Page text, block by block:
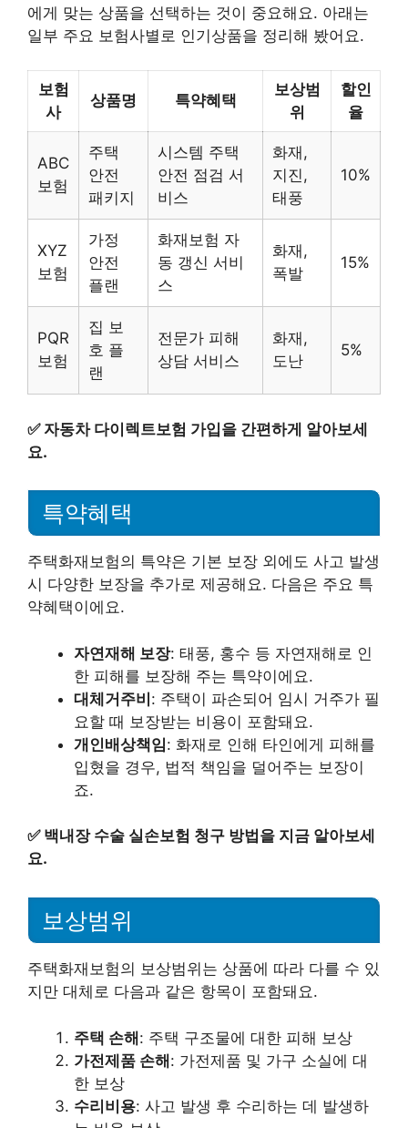
에게 맞는 상품을 선택하는 것이 중요해요. 아래는
일부 주요 보험사별로 인기상품을 정리해 봤어요.
보험
사
상품명 특약혜택
보상범
위
할인
율
ABC
보험
주택
안전
패키지
시스템 주택
안전 점검 서
비스
화재,
지진,
태풍
10%
XYZ
보험
가정
안전
플랜
화재보험 자
동 갱신 서비
스
화재,
폭발
15%
PQR
보험
집 보
호 플
랜
전문가 피해
상담 서비스
화재,
도난
5%
✅ 자동차 다이렉트보험 가입을 간편하게 알아보세
요.
특약혜택
주택화재보험의 특약은 기본 보장 외에도 사고 발생
시 다양한 보장을 추가로 제공해요. 다음은 주요 특
약혜택이에요.
자연재해 보장: 태풍, 홍수 등 자연재해로 인
한 피해를 보장해 주는 특약이에요.
대체거주비: 주택이 파손되어 임시 거주가 필
요할 때 보장받는 비용이 포함돼요.
개인배상책임: 화재로 인해 타인에게 피해를
입혔을 경우, 법적 책임을 덜어주는 보장이
죠.
✅ 백내장 수술 실손보험 청구 방법을 지금 알아보세
요.
보상범위
주택화재보험의 보상범위는 상품에 따라 다를 수 있
지만 대체로 다음과 같은 항목이 포함돼요.
주택 손해: 주택 구조물에 대한 피해 보상
가전제품 손해: 가전제품 및 가구 소실에 대
한 보상
수리비용: 사고 발생 후 수리하는 데 발생하